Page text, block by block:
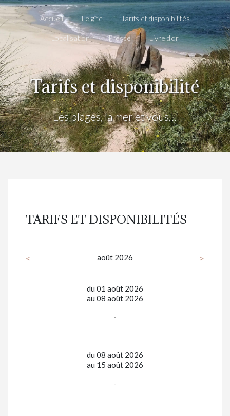
Accueil Le gîte Tarifs et disponibilités
Localisation Presse Livre d’or
Tarifs et disponibilité
Les plages, la mer et vous…
TARIFS ET DISPONIBILITÉS
< août 2026 >
du 01 août 2026
au 08 août 2026
-
du 08 août 2026
au 15 août 2026
-